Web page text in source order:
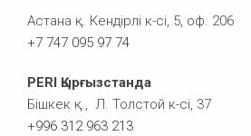
Астана қ. Кендірлі к-сі, 5, оф. 206
+7 747 095 97 74
PERI Қырғызстанда
Бішкек қ., Л. Толстой к-сі, 37
+996 312 963 213